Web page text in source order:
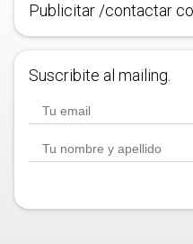
Publicitar /contactar
Suscribite al mailing.